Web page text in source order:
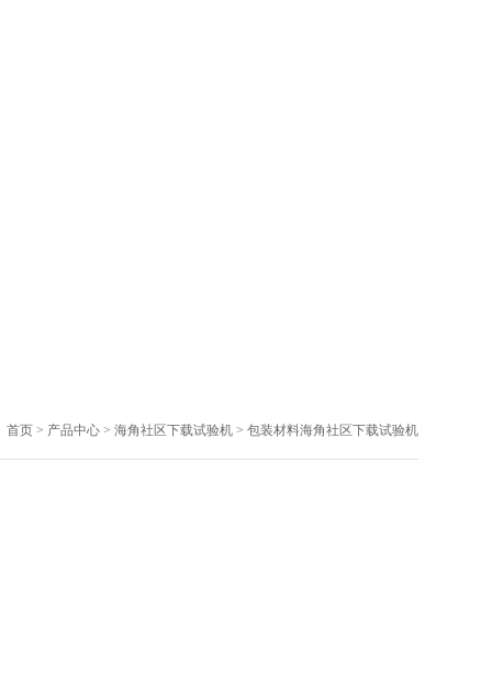
首页> 产品中心> 海角社区下载试验机> 包装材料海角社区下载试验机